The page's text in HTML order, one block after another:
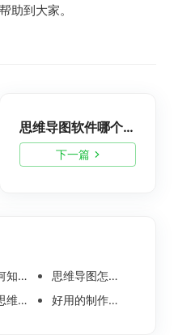
助到大家。
下一篇
思维导图软件哪个好？七款好用的思维导图软件推荐
导图怎么画
思维导图怎么画简单又漂亮 内附精美模板案例分享
维导图工具盘点 好用的制作思维导图软件有哪些？五款高分思维导图工具盘点